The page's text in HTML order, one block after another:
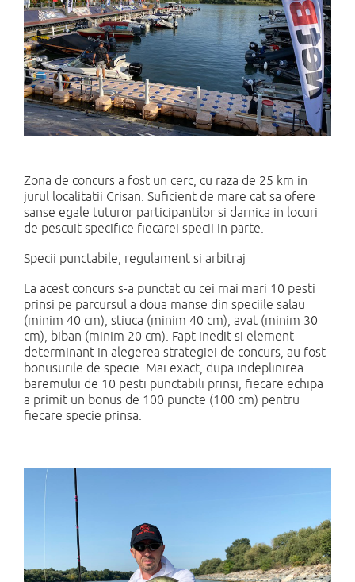
Zona de concurs a fost un cerc, cu raza de 25 km in
jurul localitatii Crisan. Suficient de mare cat sa ofere
sanse egale tuturor participantilor si darnica in locuri
de pescuit specifice fiecarei specii in parte.
Specii punctabile, regulament si arbitraj
La acest concurs s-a punctat cu cei mai mari 10 pesti
prinsi pe parcursul a doua manse din speciile salau
(minim 40 cm), stiuca (minim 40 cm), avat (minim 30
cm), biban (minim 20 cm). Fapt inedit si element
determinant in alegerea strategiei de concurs, au fost
bonusurile de specie. Mai exact, dupa indeplinirea
baremului de 10 pesti punctabili prinsi, fiecare echipa
a primit un bonus de 100 puncte (100 cm) pentru
fiecare specie prinsa.